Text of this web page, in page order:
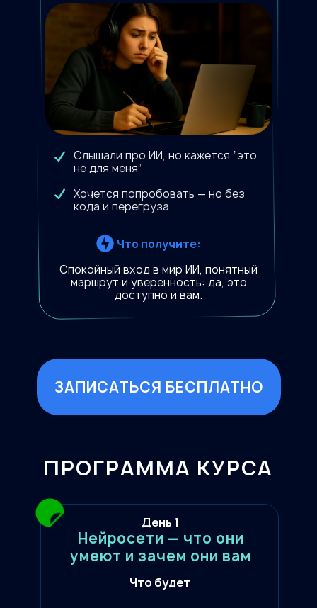
Слышали про ИИ, но кажется “это
не для меня”
Хочется попробовать — но без
кода и перегруза
Что получите:
Спокойный вход в мир ИИ, понятный
маршрут и уверенность: да, это
доступно и вам.
ЗАПИСАТЬСЯ БЕСПЛАТНО
ПРОГРАММА КУРСА
Нейросети — что они
умеют и зачем они вам
Что будет
День 1